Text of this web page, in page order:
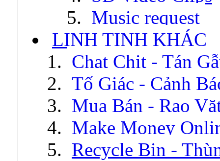
Music request
LINH TINH KHÁC
Chat Chit - Tán
Tố Giác - Cảnh
Mua Bán - Rao
Make Money
Recycle Bin -